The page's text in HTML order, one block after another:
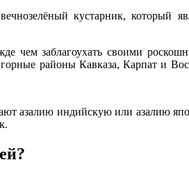
кустарник, который
чем заблагоухать своими
районы Кавказа, Карпат и
азалию индийскую или азалию